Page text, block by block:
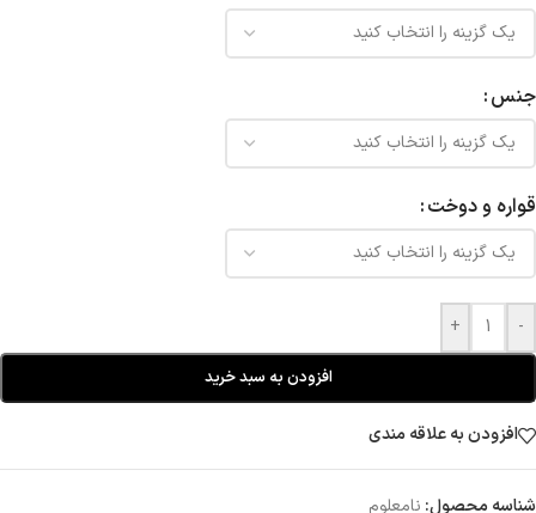
جنس
قواره و دوخت
-
+
افزودن به سبد خرید
افزودن به علاقه مندی
شناسه محصول: نامعلوم